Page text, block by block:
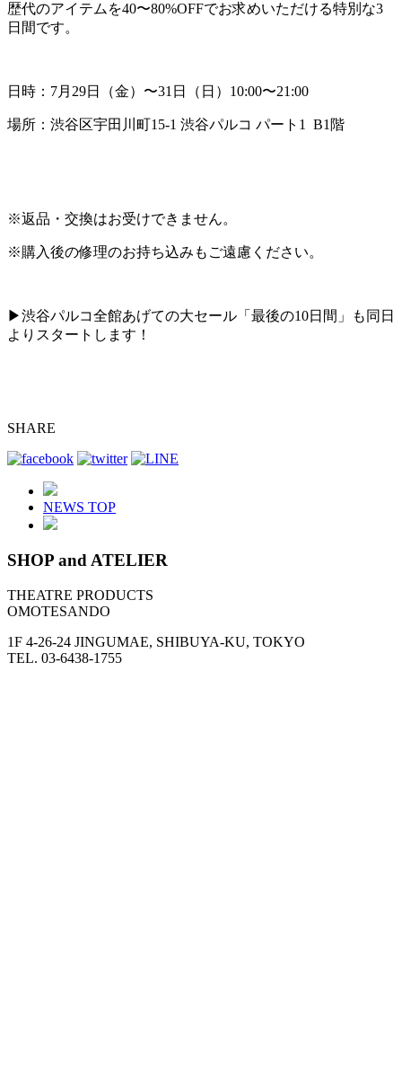
歴代のアイテムを40〜80%OFFでお求めいただける特別な3
日間です。
日時：7月29日（金）〜31日（日）10:00〜21:00
場所：渋谷区宇田川町15-1 渋谷パルコ パート1 B1階
※返品・交換はお受けできません。
※購入後の修理のお持ち込みもご遠慮ください。
▶︎渋谷パルコ全館あげての大セール「最後の10日間」も同日
よりスタートします！
SHARE
NEWS TOP
SHOP and ATELIER
THEATRE PRODUCTS
OMOTESANDO
1F 4-26-24 JINGUMAE, SHIBUYA-KU, TOKYO
TEL. 03-6438-1755